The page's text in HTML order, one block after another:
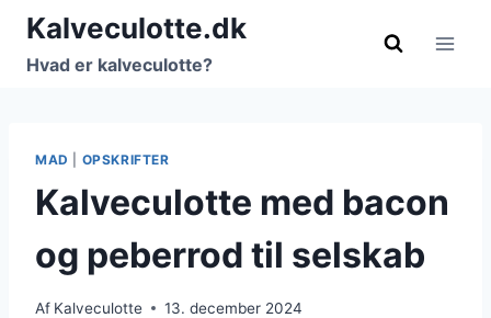
Fortsæt
indhold
Kalveculotte.dk
Hvad er kalveculotte?
MAD OPSKRIFTER
Kalveculotte med bacon
og peberrod til selskab
Af Kalveculotte 13. december 2024